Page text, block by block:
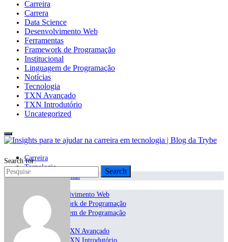
Carreira
Carrera
Data Science
Desenvolvimento Web
Ferramentas
Framework de Programação
Institucional
Linguagem de Programação
Notícias
Tecnologia
TXN Avançado
TXN Introdutório
Uncategorized
Carreira
Tecnologia
Ferramentas
Desenvolvimento Web
Framework de Programação
Linguagem de Programação
TXN
TXN Avançado
TXN Introdutório
Search for:
Search